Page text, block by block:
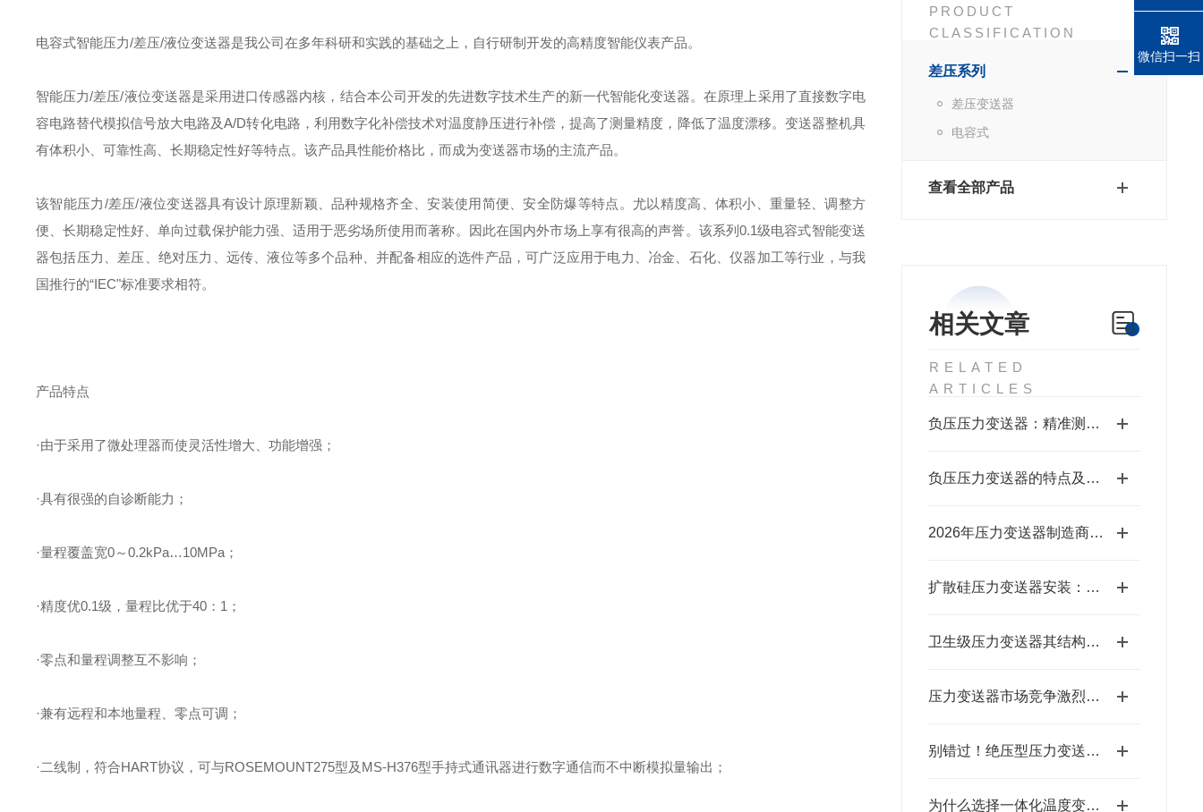
PRODUCT
CLASSIFICATION
差压系列
差压变送器
电容式
查看全部产品
相关文章
RELATED
ARTICLES
负压压力变送器：精准测量，守护工业安全
负压压力变送器的特点及技术应用
2026年压力变送器制造商哪家强？答案即将揭晓！
扩散硅压力变送器安装：避开误区，一步到位的实操指南
卫生级压力变送器其结构主要包括以下部分
压力变送器市场竞争激烈，哪家销售厂家才是行业宠儿？
别错过！绝压型压力变送器的突出特点，解锁高精度测量的底层逻辑
为什么选择一体化温度变送器进行温度监测？
电容式智能压力/差压/液位变送器是我公司在多年科研和实践的基础之上，自行研制开发的高精度智能仪表产品。
智能压力/差压/液位变送器是采用进口传感器内核，结合本公司开发的先进数字技术生产的新一代智能化变送器。在原理上采用了直接数字电
容电路替代模拟信号放大电路及A/D转化电路，利用数字化补偿技术对温度静压进行补偿，提高了测量精度，降低了温度漂移。变送器整机具
有体积小、可靠性高、长期稳定性好等特点。该产品具性能价格比，而成为变送器市场的主流产品。
该智能压力/差压/液位变送器具有设计原理新颖、品种规格齐全、安装使用简便、安全防爆等特点。尤以精度高、体积小、重量轻、调整方
便、长期稳定性好、单向过载保护能力强、适用于恶劣场所使用而著称。因此在国内外市场上享有很高的声誉。该系列0.1级电容式智能变送
器包括压力、差压、绝对压力、远传、液位等多个品种、并配备相应的选件产品，可广泛应用于电力、冶金、石化、仪器加工等行业，与我
国推行的“IEC"标准要求相符。
产品特点
·由于采用了微处理器而使灵活性增大、功能增强；
·具有很强的自诊断能力；
·量程覆盖宽0～0.2kPa…10MPa；
·精度优0.1级，量程比优于40：1；
·零点和量程调整互不影响；
·兼有远程和本地量程、零点可调；
·二线制，符合HART协议，可与ROSEMOUNT275型及MS-H376型手持式通讯器进行数字通信而不中断模拟量输出；
微信扫一扫